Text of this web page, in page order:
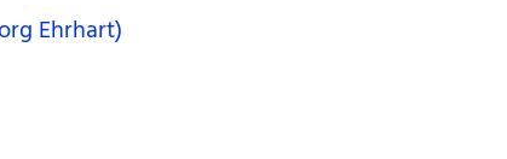
Ehrhart)